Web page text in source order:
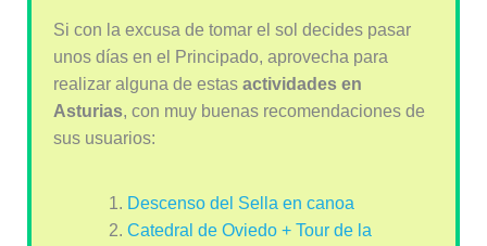
Si con la excusa de tomar el sol decides pasar
unos días en el Principado, aprovecha para
realizar alguna de estas actividades en
Asturias, con muy buenas recomendaciones de
sus usuarios:
Descenso del Sella en canoa
Catedral de Oviedo + Tour de la